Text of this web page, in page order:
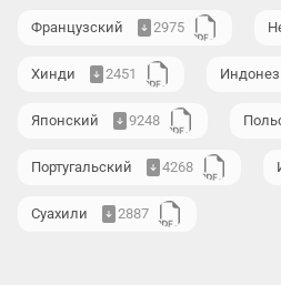
Французский 2975
Хинди 2451
Японский 9248
Португальский 4268
Суахили 2887